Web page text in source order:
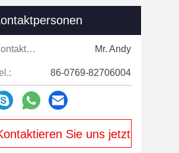
Kontaktpersonen: Mr. Andy
86-0769-82706004
Sie uns jetzt